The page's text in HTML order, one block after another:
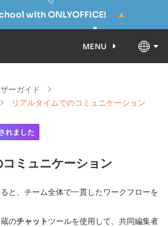
with ONLYOFFICE!
MENU
ーガイド
リアルタイムでのコミュニケーション
れました
ミュニケーション
と、チーム全体で一貫したワークフローを
のチャットツールを使用して、共同編集者